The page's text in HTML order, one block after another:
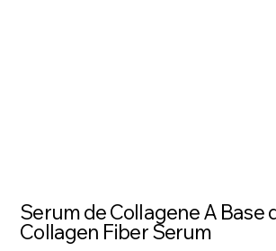
Serum de Collagene A Base
Collagen Fiber Serum